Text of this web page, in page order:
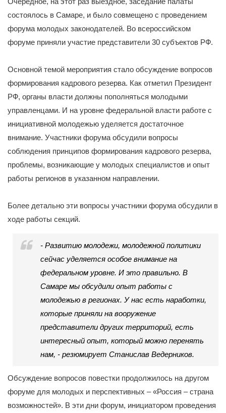
состоялось в Самаре, и было совмещено с проведением
форума молодых законодателей. Во всероссийском
форуме приняли участие представители 30 субъектов РФ.
Основной темой мероприятия стало обсуждение вопросов
формирования кадрового резерва. Как отметил Президент
РФ, органы власти должны пополняться молодыми
управленцами. И на уровне федеральной власти работе с
инициативной молодежью уделяется достаточное
внимание. Участники форума обсудили вопросы
соблюдения принципов формирования кадрового резерва,
проблемы, возникающие у молодых специалистов и опыт
работы регионов в указанном направлении.
Более детально эти вопросы участники форума обсудили в
ходе работы секций.
- Развитию молодежи, молодежной политики
сейчас уделяется особое внимание на
федеральном уровне. И это правильно. В
Самаре мы обсудили опыт работы с
молодежью в регионах. У нас есть наработки,
которые приняли на вооружение
представители других территорий, есть
интересный опыт, который можно перенять
нам, - резюмирует Станислав Ведерников.
Обсуждение вопросов повестки продолжилось на другом
форуме для молодых и перспективных – «Россия – страна
возможностей». В эти дни форум, инициатором проведения